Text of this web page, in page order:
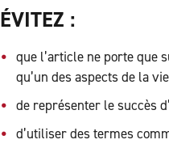
ÉVITEZ :
que l’article ne porte que
qu’un des aspects de la
de représenter le succès
d’utiliser des termes